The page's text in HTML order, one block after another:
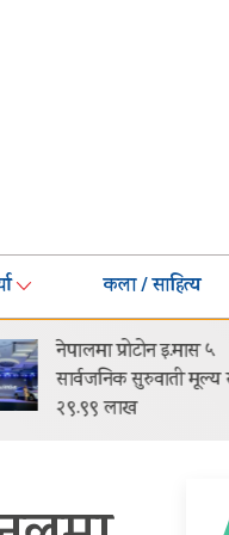
कला / साहित्य
नेपालमा प्रोटोन इ.मास ५
सार्वजनिक सुरुवाती मूल्य
२९.९९ लाख